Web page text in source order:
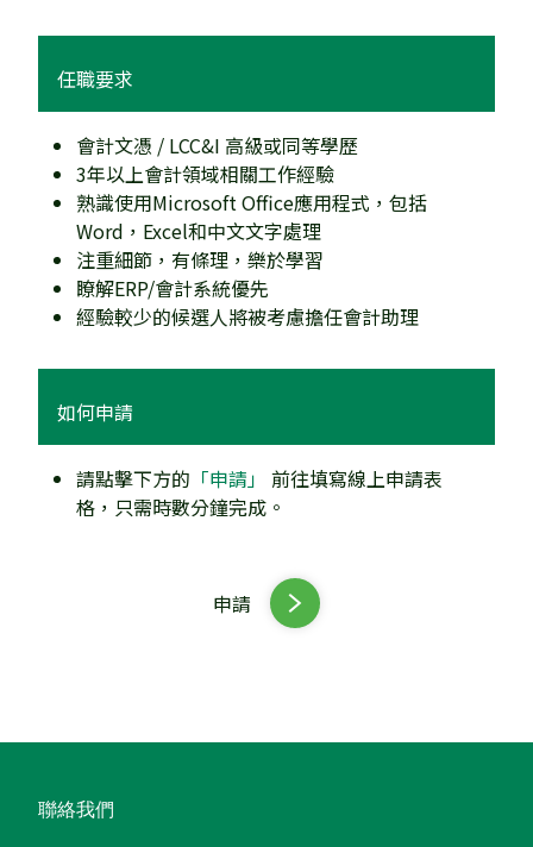
任職要求
會計文憑 / LCC&I 高級或同等學歷
3年以上會計領域相關工作經驗
熟識使用Microsoft Office應用程式，包括
Word，Excel和中文文字處理
注重細節，有條理，樂於學習
瞭解ERP/會計系統優先
經驗較少的候選人將被考慮擔任會計助理
如何申請
請點擊下方的 「申請」 前往填寫線上申請表
格，只需時數分鐘完成。
申請
聯絡我們